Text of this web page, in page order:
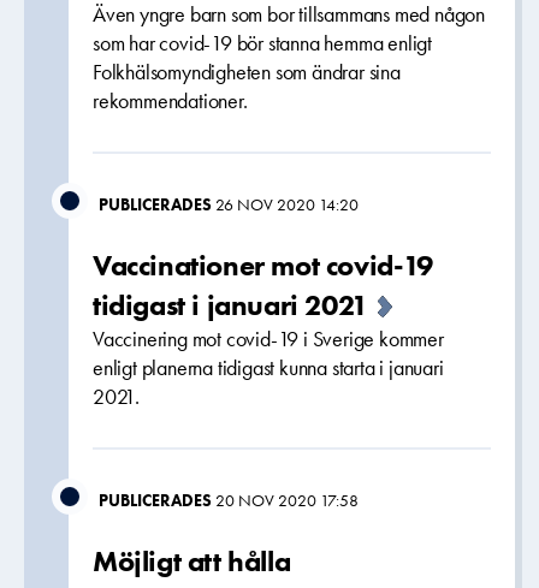
Även yngre barn som bor tillsammans med någon
som har covid-19 bör stanna hemma enligt
Folkhälsomyndigheten som ändrar sina
rekommendationer.
PUBLICERADES 26 NOV 2020 14:20
Vaccinationer mot covid-19
tidigast i januari 2021
Vaccinering mot covid-19 i Sverige kommer
enligt planerna tidigast kunna starta i januari
2021.
PUBLICERADES 20 NOV 2020 17:58
Möjligt att hålla